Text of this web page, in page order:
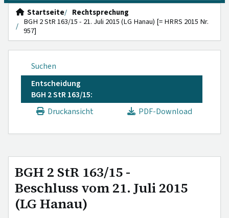
Startseite
Rechtsprechung
BGH 2 StR 163/15 - 21. Juli 2015 (LG Hanau) [= HRRS 2015 Nr.
957]
Suchen
Entscheidung
BGH 2 StR 163/15:
Druckansicht
PDF-Download
BGH 2 StR 163/15 -
Beschluss vom 21. Juli 2015
(LG Hanau)